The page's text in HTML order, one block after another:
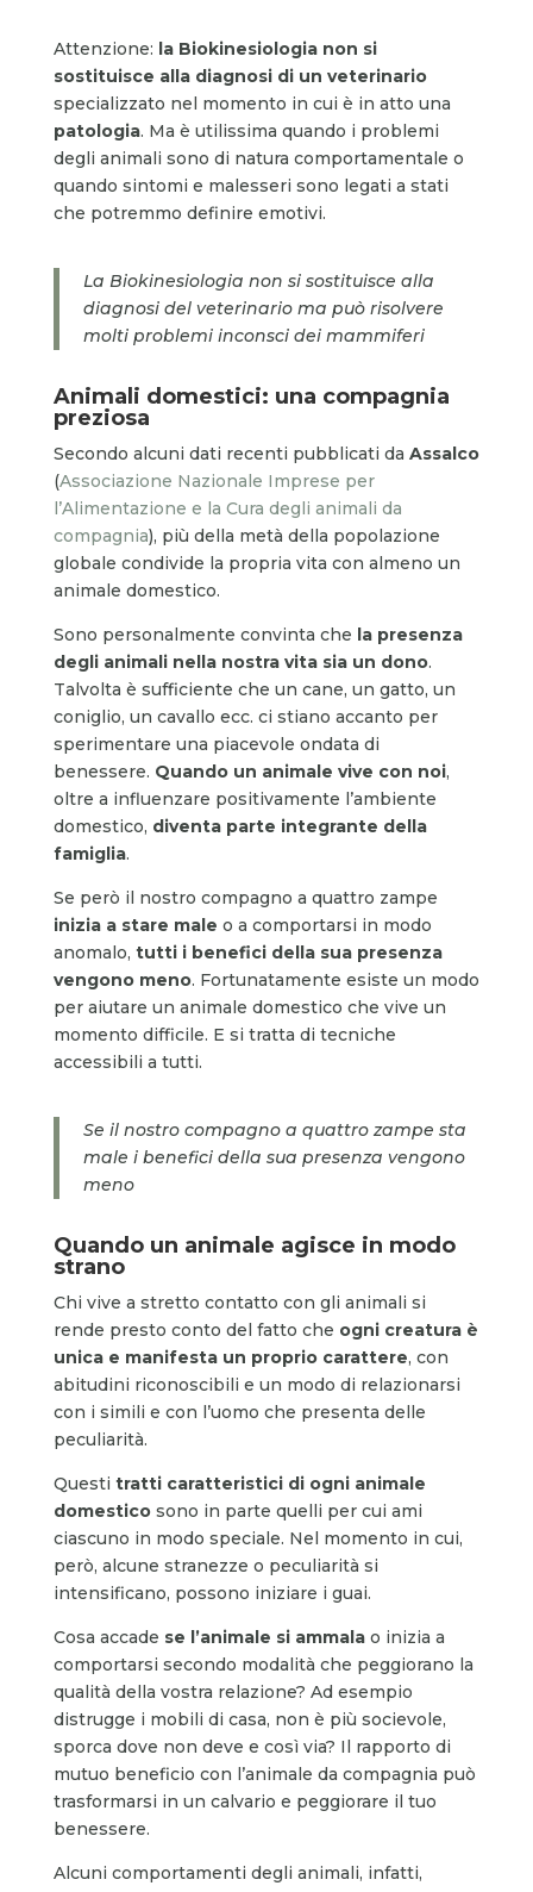
Attenzione: la Biokinesiologia non si
sostituisce alla diagnosi di un veterinario
specializzato nel momento in cui è in atto una
patologia. Ma è utilissima quando i problemi
degli animali sono di natura comportamentale o
quando sintomi e malesseri sono legati a stati
che potremmo definire emotivi.
La Biokinesiologia non si sostituisce alla
diagnosi del veterinario ma può risolvere
molti problemi inconsci dei mammiferi
Animali domestici: una compagnia
preziosa
Secondo alcuni dati recenti pubblicati da Assalco
(Associazione Nazionale Imprese per
l’Alimentazione e la Cura degli animali da
compagnia), più della metà della popolazione
globale condivide la propria vita con almeno un
animale domestico.
Sono personalmente convinta che la presenza
degli animali nella nostra vita sia un dono.
Talvolta è sufficiente che un cane, un gatto, un
coniglio, un cavallo ecc. ci stiano accanto per
sperimentare una piacevole ondata di
benessere. Quando un animale vive con noi,
oltre a influenzare positivamente l’ambiente
domestico, diventa parte integrante della
famiglia.
Se però il nostro compagno a quattro zampe
inizia a stare male o a comportarsi in modo
anomalo, tutti i benefici della sua presenza
vengono meno. Fortunatamente esiste un modo
per aiutare un animale domestico che vive un
momento difficile. E si tratta di tecniche
accessibili a tutti.
Se il nostro compagno a quattro zampe sta
male i benefici della sua presenza vengono
meno
Quando un animale agisce in modo
strano
Chi vive a stretto contatto con gli animali si
rende presto conto del fatto che ogni creatura è
unica e manifesta un proprio carattere, con
abitudini riconoscibili e un modo di relazionarsi
con i simili e con l’uomo che presenta delle
peculiarità.
Questi tratti caratteristici di ogni animale
domesticosono in parte quelli per cui ami
ciascuno in modo speciale. Nel momento in cui,
però, alcune stranezze o peculiarità si
intensificano, possono iniziare i guai.
Cosa accade se l’animale si ammalao inizia a
comportarsi secondo modalità che peggiorano la
qualità della vostra relazione? Ad esempio
distrugge i mobili di casa, non è più socievole,
sporca dove non deve e così via? Il rapporto di
mutuo beneficio con l’animale da compagnia può
trasformarsi in un calvario e peggiorare il tuo
benessere.
Alcuni comportamenti degli animali, infatti,